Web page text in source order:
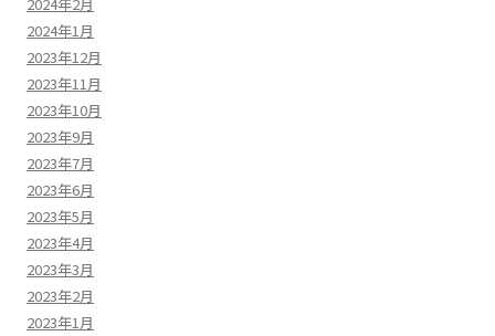
2024年1月
2023年12月
2023年11月
2023年10月
2023年9月
2023年7月
2023年6月
2023年5月
2023年4月
2023年3月
2023年2月
2023年1月